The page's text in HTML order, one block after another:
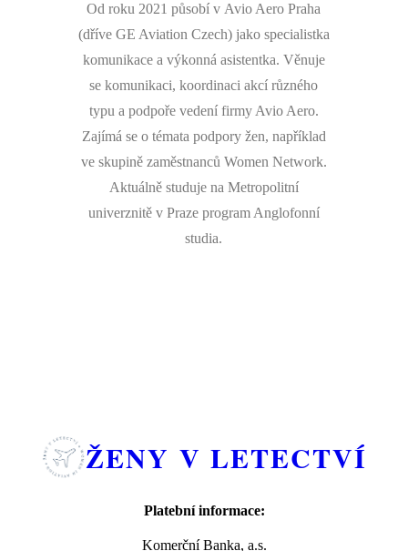
Od roku 2021 působí v Avio Aero Praha
(dříve GE Aviation Czech) jako specialistka
komunikace a výkonná asistentka. Věnuje
se komunikaci, koordinaci akcí různého
typu a podpoře vedení firmy Avio Aero.
Zajímá se o témata podpory žen, například
ve skupině zaměstnanců Women Network.
Aktuálně studuje na Metropolitní
univerznitě v Praze program Anglofonní
studia.
ŽENY V LETECTVÍ
Platební informace:
Komerční Banka, a.s.